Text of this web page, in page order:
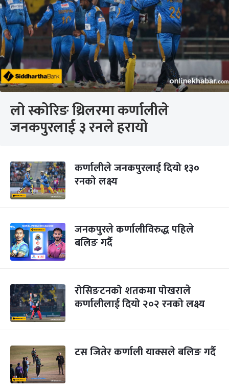
लो स्कोरिङ थ्रिलरमा कर्णालीले
जनकपुरलाई ३ रनले हरायो
कर्णालीले जनकपुरलाई दियो १३०
रनको लक्ष्य
जनकपुरले कर्णालीविरुद्ध पहिले
बलिङ गर्दै
रोसिङटनको शतकमा पोखराले
कर्णालीलाई दियो २०२ रनको लक्ष्य
टस जितेर कर्णाली याक्सले बलिङ गर्दै